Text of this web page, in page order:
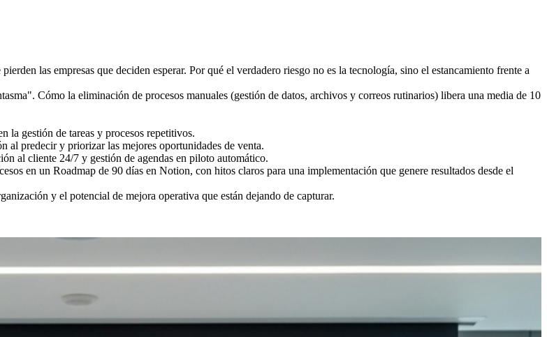
las empresas que deciden esperar. Por qué el verdadero riesgo no es la tecnología, sino el estancamiento frente a
Cómo la eliminación de procesos manuales (gestión de datos, archivos y correos rutinarios) libera una media de 10
la gestión de tareas y procesos repetitivos.
al predecir y priorizar las mejores oportunidades de venta.
al cliente 24/7 y gestión de agendas en piloto automático.
en un Roadmap de 90 días en Notion, con hitos claros para una implementación que genere resultados desde el
y el potencial de mejora operativa que están dejando de capturar.